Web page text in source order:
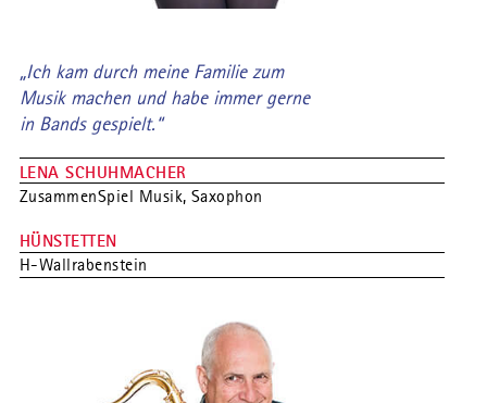
„Ich kam durch meine Familie zum
Musik machen und habe immer gerne
in Bands gespielt.“
LENA SCHUHMACHER
ZusammenSpiel Musik, Saxophon
HÜNSTETTEN
H-Wallrabenstein